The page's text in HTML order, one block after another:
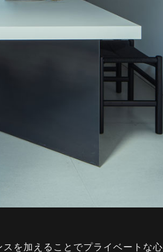
を加えることでプライベートな心